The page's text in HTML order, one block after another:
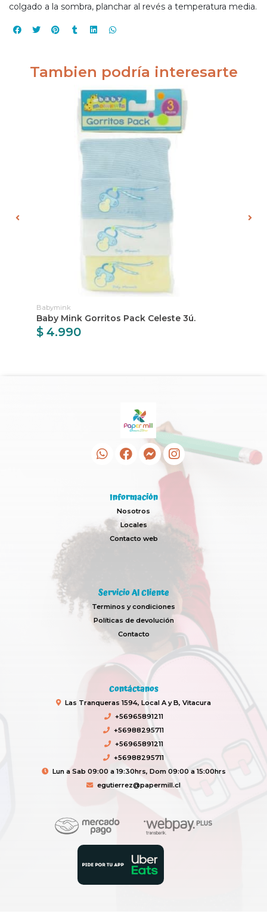
colgado a la sombra, planchar al revés a temperatura media.
Tambien podría interesarte
Babymink
Baby Mink Gorritos Pack Celeste 3ú.
$ 4.990
Información
Nosotros
Locales
Contacto web
Servicio Al Cliente
Terminos y condiciones
Políticas de devolución
Contacto
Contáctanos
Las Tranqueras 1594, Local A y B, Vitacura
+56965891211
+56988295711
+56965891211
+56988295711
Lun a Sab 09:00 a 19:30hrs, Dom 09:00 a 15:00hrs
egutierrez@papermill.cl